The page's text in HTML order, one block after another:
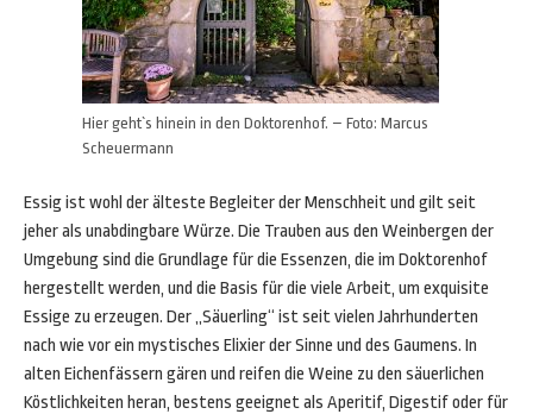
Hier geht`s hinein in den Doktorenhof. – Foto: Marcus
Scheuermann
Essig ist wohl der älteste Begleiter der Menschheit und gilt seit
jeher als unabdingbare Würze. Die Trauben aus den Weinbergen der
Umgebung sind die Grundlage für die Essenzen, die im Doktorenhof
hergestellt werden, und die Basis für die viele Arbeit, um exquisite
Essige zu erzeugen. Der „Säuerling“ ist seit vielen Jahrhunderten
nach wie vor ein mystisches Elixier der Sinne und des Gaumens. In
alten Eichenfässern gären und reifen die Weine zu den säuerlichen
Köstlichkeiten heran, bestens geeignet als Aperitif, Digestif oder für